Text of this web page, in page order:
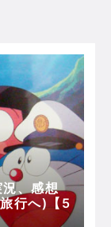
、感想
行へ)【5